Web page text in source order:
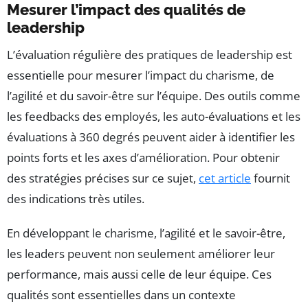
Mesurer l’impact des qualités de
leadership
L’évaluation régulière des pratiques de leadership est
essentielle pour mesurer l’impact du charisme, de
l’agilité et du savoir-être sur l’équipe. Des outils comme
les feedbacks des employés, les auto-évaluations et les
évaluations à 360 degrés peuvent aider à identifier les
points forts et les axes d’amélioration. Pour obtenir
des stratégies précises sur ce sujet, cet article fournit
des indications très utiles.
En développant le charisme, l’agilité et le savoir-être,
les leaders peuvent non seulement améliorer leur
performance, mais aussi celle de leur équipe. Ces
qualités sont essentielles dans un contexte